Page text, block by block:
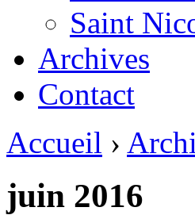
Saint
Archives
Contact
Accueil ›
juin 2016